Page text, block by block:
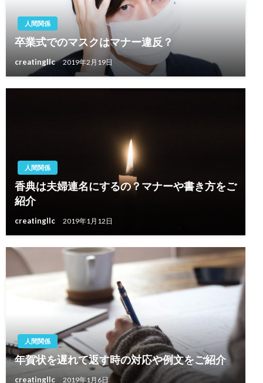
人間関係
卒業式でのマスクはマナー違反？
creatingllc 2019年2月19日
人間関係
香典は夫婦連名にするの？マナーや書き方をご
紹介
creatingllc 2019年1月12日
人間関係
年賀状を遅れて返す時の対応や例文をご紹介
creatingllc 2019年1月6日